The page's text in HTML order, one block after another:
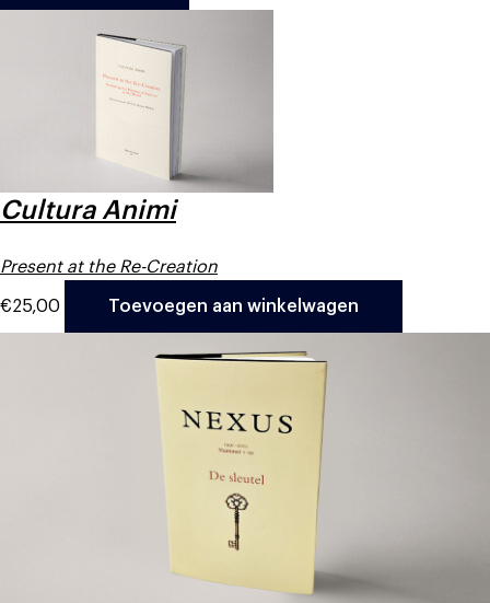
Cultura Animi
Present at the Re-Creation
€25,00 Toevoegen aan winkelwagen